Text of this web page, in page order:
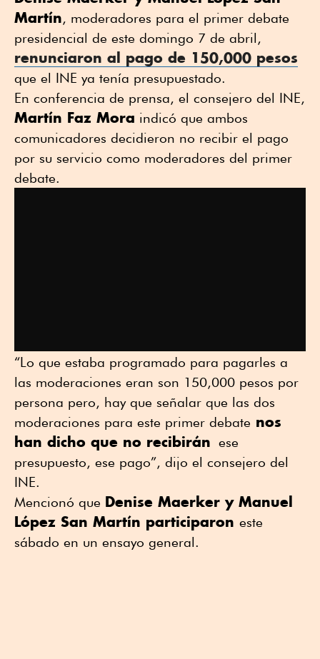
Martín, moderadores para el primer debate
presidencial de este domingo 7 de abril,
renunciaron al pago de 150,000 pesos
que el INE ya tenía presupuestado.
En conferencia de prensa, el consejero del INE,
Martín Faz Mora indicó que ambos
comunicadores decidieron no recibir el pago
por su servicio como moderadores del primer
debate.
“Lo que estaba programado para pagarles a
las moderaciones eran son 150,000 pesos por
persona pero, hay que señalar que las dos
moderaciones para este primer debate nos
han dicho que no recibirán ese
presupuesto, ese pago”, dijo el consejero del
INE.
Mencionó que Denise Maerker y Manuel
López San Martín participaron este
sábado en un ensayo general.